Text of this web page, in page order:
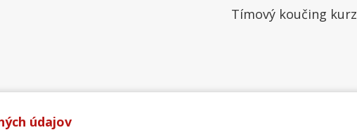
Tímový koučing kurz
údajov